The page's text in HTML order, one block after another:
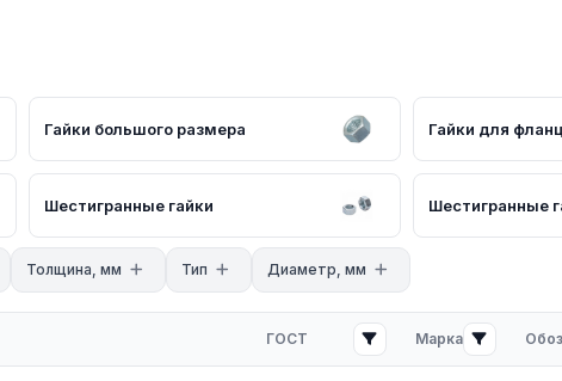
Мы осуществляем оптовые и розничные поставки металлопроката
свяжитесь с нашими менеджерами. Мы предложим
Гайки большого размера Гайки для
Шестигранные гайки Шестигранные
Толщина, мм Тип Диаметр, мм
ГОСТ Марка